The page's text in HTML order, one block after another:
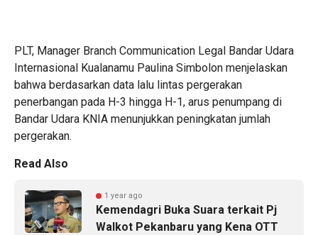
PLT, Manager Branch Communication Legal Bandar Udara
Internasional Kualanamu Paulina Simbolon menjelaskan
bahwa berdasarkan data lalu lintas pergerakan
penerbangan pada H-3 hingga H-1, arus penumpang di
Bandar Udara KNIA menunjukkan peningkatan jumlah
pergerakan.
Read Also
1 year ago
Kemendagri Buka Suara terkait Pj
Walkot Pekanbaru yang Kena OTT